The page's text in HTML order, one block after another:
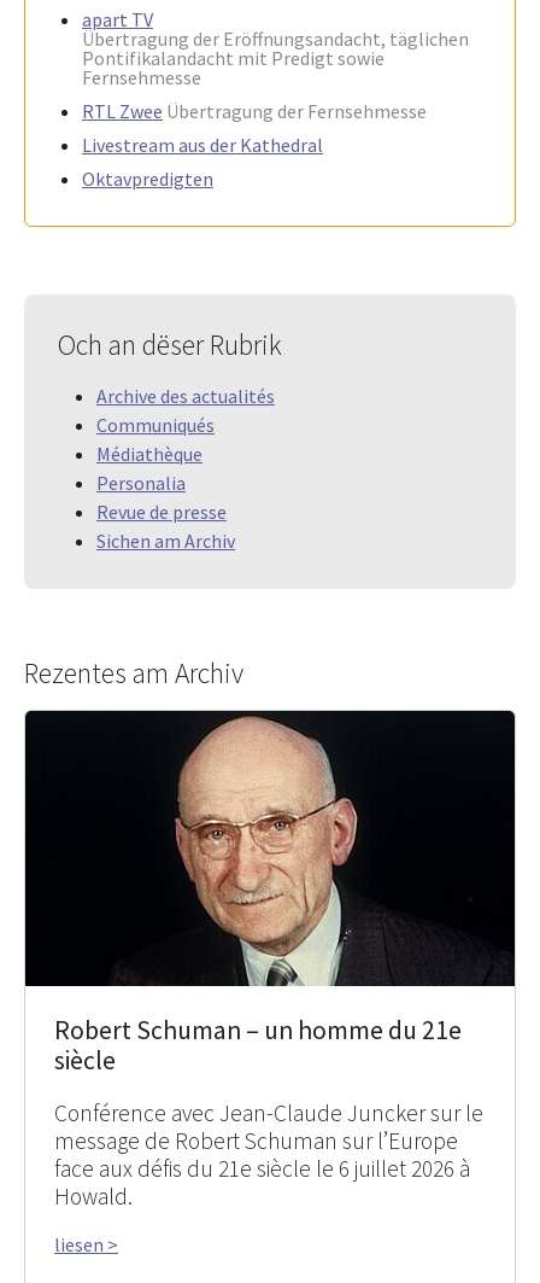
apart TV
Übertragung der Eröffnungsandacht, täglichen
Pontifikalandacht mit Predigt sowie
Fernsehmesse
RTL Zwee Übertragung der Fernsehmesse
Livestream aus der Kathedral
Oktavpredigten
Och an dëser Rubrik
Archive des actualités
Communiqués
Médiathèque
Personalia
Revue de presse
Sichen am Archiv
Rezentes am Archiv
Robert Schuman – un homme du 21e
siècle
Conférence avec Jean-Claude Juncker sur le
message de Robert Schuman sur l’Europe
face aux défis du 21e siècle le 6 juillet 2026 à
Howald.
liesen >